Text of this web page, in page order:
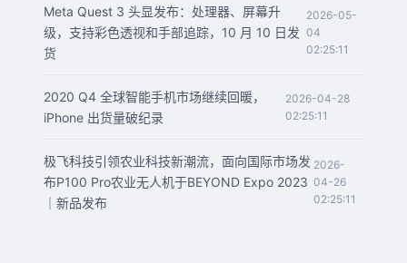
Meta Quest 3 头显发布：处理器、屏幕升
级，支持彩色透视和手部追踪，10 月 10 日发
货
2026-05-
04
02:25:11
2020 Q4 全球智能手机市场继续回暖，
iPhone 出货量破纪录
2026-04-28
02:25:11
极飞科技引领农业科技新潮流，面向国际市场发
布P100 Pro农业无人机于BEYOND Expo 2023
｜新品发布
2026-
04-26
02:25:11